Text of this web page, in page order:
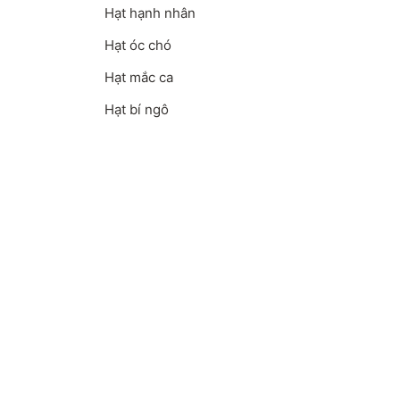
Hạt hạnh nhân
Hạt óc chó
Hạt mắc ca
Hạt bí ngô